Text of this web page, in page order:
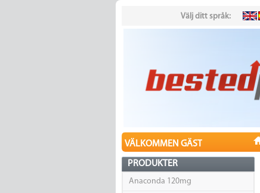
Välj ditt språk:
VÄLKOMMEN GÄST
PRODUKTER
Anaconda 120mg